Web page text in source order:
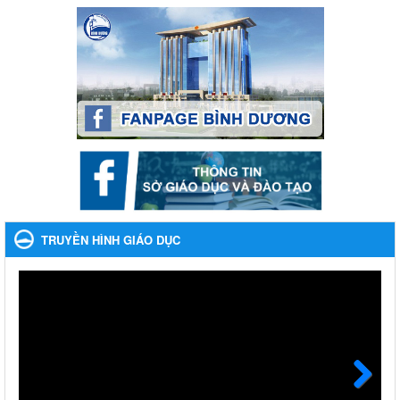
Kế hoạch Tổ chức Hội trại truyền thống học sinh thị xã Bến
Cát Lần thứ VIII, năm học 2023-2024
Kế hoạch Tổ chức Hội trại truyền thống học sinh thị xã Bến Cát
Lần thứ VIII, năm học 2023-2024
Ngày ban hành: 28/12/2023
Phối hợp rà soát nhu cầu tiêm vắc xin phòng Covid 19
Phối hợp rà soát nhu cầu tiêm vắc xin phòng Covid 19
Ngày ban hành: 22/11/2023
Phát động, triển khai Cuộc thi " An toàn giao thông cho nụ
cười ngày mai" dành cho học sinh và giáo viên trung học
năm học 2023-2024
Phát động, triển khai Cuộc thi " An toàn giao thông cho nụ cười
Nhắc nhỡ thực hiện thanh toán không dùng tiền mặt các
khoản thu trong nhà trường năm học 2023-2024 và các năm
TRUYỀN HÌNH GIÁO DỤC